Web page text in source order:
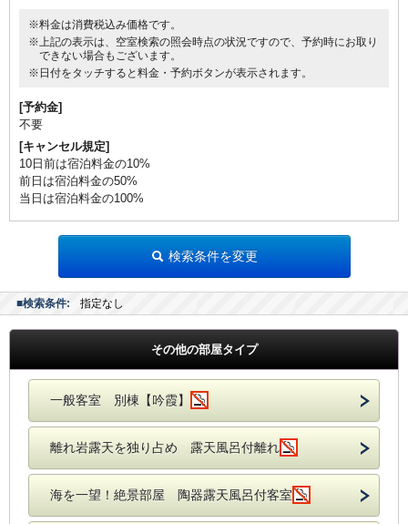
※料金は消費税込み価格です。
※上記の表示は、空室検索の照会時点の状況ですので、予約時にお取り
できない場合もございます。
※日付をタッチすると料金・予約ボタンが表示されます。
[予約金]
不要
[キャンセル規定]
10日前は宿泊料金の10%
前日は宿泊料金の50%
当日は宿泊料金の100%
検索条件を変更
■検索条件: 指定なし
その他の部屋タイプ
一般客室 別棟【吟霞】
離れ岩露天を独り占め 露天風呂付離れ
海を一望！絶景部屋 陶器露天風呂付客室